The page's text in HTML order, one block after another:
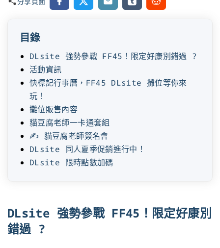
目錄
DLsite 強勢參戰 FF45！限定好康別錯過 ?
活動資訊
快標記行事曆，FF45 DLsite 攤位等你來
玩！
攤位販售內容
貓豆腐老師一卡通套組
✍️ 貓豆腐老師簽名會
DLsite 同人夏季促銷進行中！
DLsite 限時點數加碼
DLsite 強勢參戰 FF45！限定好康別
錯過 ?